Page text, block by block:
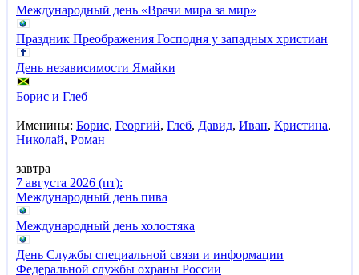
Международный день «Врачи мира за мир»
Праздник Преображения Господня у западных христиан
День независимости Ямайки
Борис и Глеб
Именины: Борис, Георгий, Глеб, Давид, Иван, Кристина,
Николай, Роман
завтра
7 августа 2026 (пт):
Международный день пива
Международный день холостяка
День Службы специальной связи и информации
Федеральной службы охраны России